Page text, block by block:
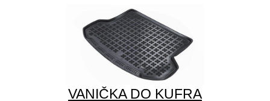
VANIČKA DO KUFRA